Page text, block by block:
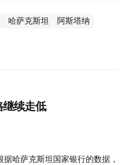
哈萨克斯坦 阿斯塔纳
续走低
据哈萨克斯坦国家银行的数据，